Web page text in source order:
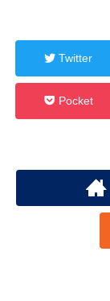
Twitter
Pocket